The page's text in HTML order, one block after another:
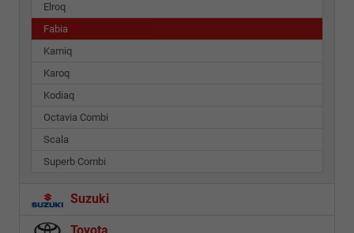
Elroq
Fabia
Kamiq
Karoq
Kodiaq
Octavia Combi
Scala
Superb Combi
Suzuki
Toyota